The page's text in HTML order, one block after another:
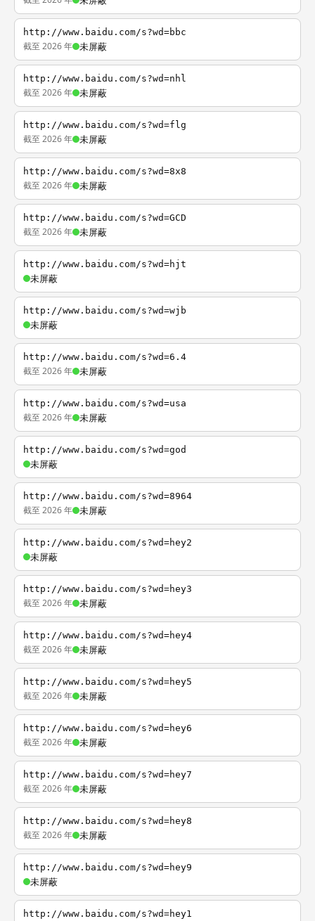
http://www.baidu.com/s?wd=bbc
截至 2026 年 未屏蔽
http://www.baidu.com/s?wd=nhl
截至 2026 年 未屏蔽
http://www.baidu.com/s?wd=flg
截至 2026 年 未屏蔽
http://www.baidu.com/s?wd=8x8
截至 2026 年 未屏蔽
http://www.baidu.com/s?wd=GCD
截至 2026 年 未屏蔽
http://www.baidu.com/s?wd=hjt
未屏蔽
http://www.baidu.com/s?wd=wjb
未屏蔽
http://www.baidu.com/s?wd=6.4
截至 2026 年 未屏蔽
http://www.baidu.com/s?wd=usa
截至 2026 年 未屏蔽
http://www.baidu.com/s?wd=god
未屏蔽
http://www.baidu.com/s?wd=8964
截至 2026 年 未屏蔽
http://www.baidu.com/s?wd=hey2
未屏蔽
http://www.baidu.com/s?wd=hey3
截至 2026 年 未屏蔽
http://www.baidu.com/s?wd=hey4
截至 2026 年 未屏蔽
http://www.baidu.com/s?wd=hey5
截至 2026 年 未屏蔽
http://www.baidu.com/s?wd=hey6
截至 2026 年 未屏蔽
http://www.baidu.com/s?wd=hey7
截至 2026 年 未屏蔽
http://www.baidu.com/s?wd=hey8
截至 2026 年 未屏蔽
http://www.baidu.com/s?wd=hey9
未屏蔽
http://www.baidu.com/s?wd=hey1